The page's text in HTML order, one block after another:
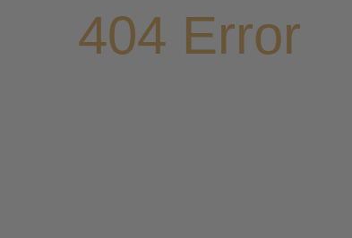
404 Error